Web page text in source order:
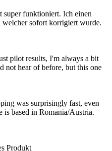
super funktioniert. Ich einen
welcher sofort korrigiert wurde.
pilot results, I'm always a bit
not hear of before, but this one
was surprisingly fast, even
is based in Romania/Austria.
Produkt